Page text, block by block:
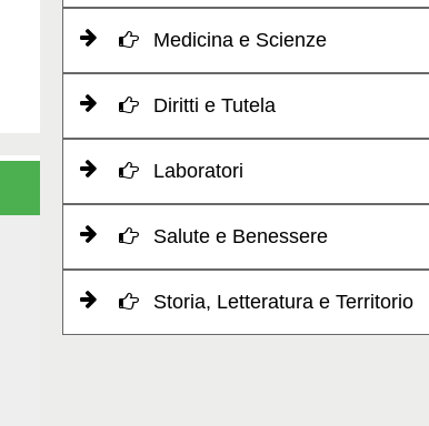
Medicina e Scienze
Diritti e Tutela
Laboratori
Salute e Benessere
Storia, Letteratura e Territorio